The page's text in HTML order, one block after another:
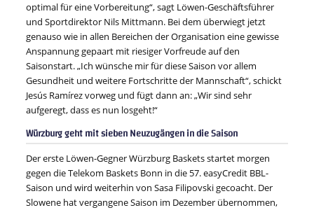
optimal für eine Vorbereitung“, sagt Löwen-Geschäftsführer
und Sportdirektor Nils Mittmann. Bei dem überwiegt jetzt
genauso wie in allen Bereichen der Organisation eine gewisse
Anspannung gepaart mit riesiger Vorfreude auf den
Saisonstart. „Ich wünsche mir für diese Saison vor allem
Gesundheit und weitere Fortschritte der Mannschaft“, schickt
Jesús Ramírez vorweg und fügt dann an: „Wir sind sehr
aufgeregt, dass es nun losgeht!“
Würzburg geht mit sieben Neuzugängen in die Saison
Der erste Löwen-Gegner Würzburg Baskets startet morgen
gegen die Telekom Baskets Bonn in die 57. easyCredit BBL-
Saison und wird weiterhin von Sasa Filipovski gecoacht. Der
Slowene hat vergangene Saison im Dezember übernommen,